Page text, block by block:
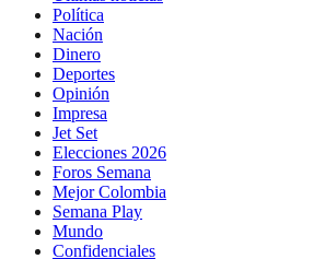
Política
Nación
Dinero
Deportes
Opinión
Impresa
Jet Set
Elecciones 2026
Foros Semana
Mejor Colombia
Semana Play
Mundo
Confidenciales